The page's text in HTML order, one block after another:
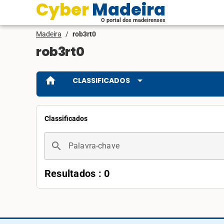
Cyber Madeira
O portal dos madeirenses
Madeira / rob3rt0
rob3rt0
home CLASSIFICADOS arrow_drop_down
Classificados
search Palavra-chave
Resultados : 0